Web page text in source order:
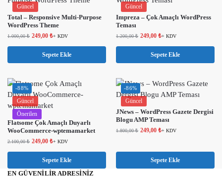
Güncel
Total – Responsive Multi-Purpose
WordPress Theme
1.000,00₺ 249,00 ₺+ KDV
Sepete Ekle
Güncel
Impreza – Çok Amaçlı WordPress
Teması
1.200,00₺ 249,00 ₺+ KDV
Sepete Ekle
-88%
Güncel
Önerilen
Flatsome Çok Amaçlı Duyarlı
WooCommerce-wptemamarket
2.100,00₺ 249,00 ₺+ KDV
Sepete Ekle
-86%
Güncel
JNews – WordPress Gazete Dergisi
Blogu AMP Teması
1.800,00₺ 249,00 ₺+ KDV
Sepete Ekle
EN GÜVENILIR ADRESINIZ